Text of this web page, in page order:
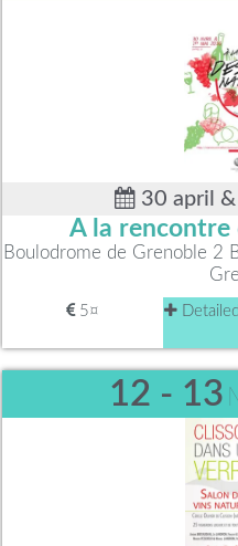
30 april
A la rencontre
Boulodrome de Grenoble 2
5¤
12 - 13